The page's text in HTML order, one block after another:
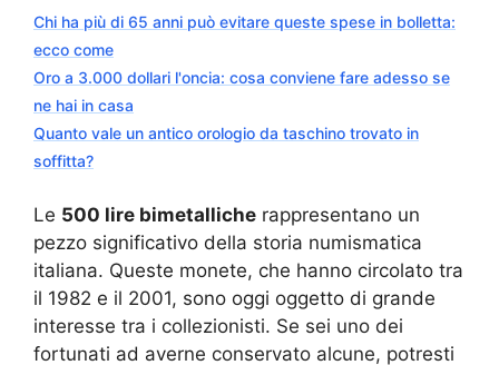
Chi ha più di 65 anni può evitare queste spese in bolletta:
ecco come
Oro a 3.000 dollari l'oncia: cosa conviene fare adesso se
ne hai in casa
Quanto vale un antico orologio da taschino trovato in
soffitta?
Le 500 lire bimetalliche rappresentano un
pezzo significativo della storia numismatica
italiana. Queste monete, che hanno circolato tra
il 1982 e il 2001, sono oggi oggetto di grande
interesse tra i collezionisti. Se sei uno dei
fortunati ad averne conservato alcune, potresti